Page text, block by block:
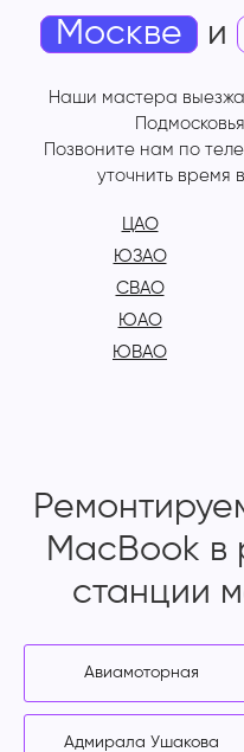
Москве
и
Наши мастера
Позвоните нам по
уточнить время
ЦАО
ЮЗАО
СВАО
ЮАО
ЮВАО
MacBook
станции
Авиамоторная
Адмирала Ушакова